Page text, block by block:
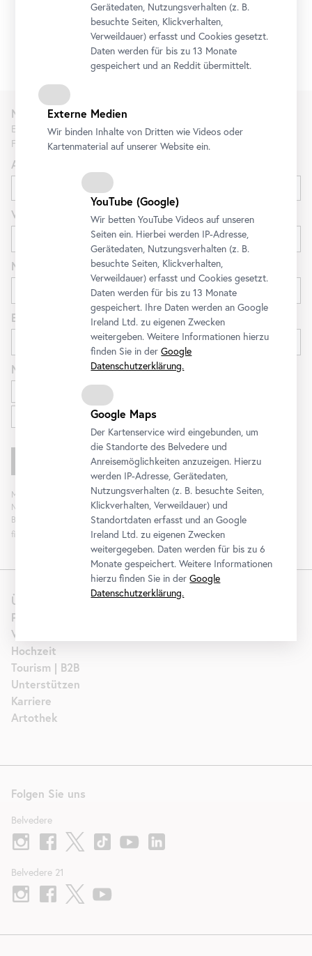
1/8
Über uns
Presse
Vermietung
Hochzeit
Tourism | B2B
Unterstützen
Karriere
Artothek
Folgen Sie uns
Belvedere
Belvedere 21
Newsletter
Erfahren Sie als Erste*r über neue Ausstellungen, Workshops,
Führungen und Aktionen des Belvedere.
Anrede
Vorname
Nachname
E-Mail
Newsletter
Ausstellungen und Programm
Mit „Registrieren“ stimmen Sie der Verarbeitung Ihrer Daten sowie Analyse der
Newsletterinteraktion zum Zweck der Newsletterzusendung durch das
Belvedere zu. Die Einwilligung kann widerrufen werden. Weitere Informationen
finden Sie
Gerätedaten, Nutzungsverhalten (z. B.
besuchte Seiten, Klickverhalten,
Verweildauer) erfasst und Cookies gesetzt.
Daten werden für bis zu 13 Monate
gespeichert und an Reddit übermittelt.
Externe Medien
Wir binden Inhalte von Dritten wie Videos oder
Kartenmaterial auf unserer Website ein.
YouTube (Google)
Wir bettenYouTube Videos auf unseren
Seiten ein. Hierbei werden IP-Adresse,
Gerätedaten, Nutzungsverhalten (z. B.
besuchte Seiten, Klickverhalten,
Verweildauer) erfasst und Cookies gesetzt.
Daten werden für bis zu 13 Monate
gespeichert. Ihre Daten werden an Google
Ireland Ltd. zu eigenen Zwecken
weitergeben. Weitere Informationen hierzu
finden Sie in derGoogle
Datenschutzerklärung.
Google Maps
Der Kartenservice wird eingebunden, um
die Standorte des Belvedere und
Anreisemöglichkeiten anzuzeigen. Hierzu
werden IP-Adresse, Gerätedaten,
Nutzungsverhalten (z. B. besuchte Seiten,
Klickverhalten, Verweildauer) und
Standortdaten erfasst und an Google
Ireland Ltd. zu eigenen Zwecken
weitergegeben. Daten werden für bis zu 6
Monate gespeichert. Weitere Informationen
hierzu finden Sie in derGoogle
Datenschutzerklärung.